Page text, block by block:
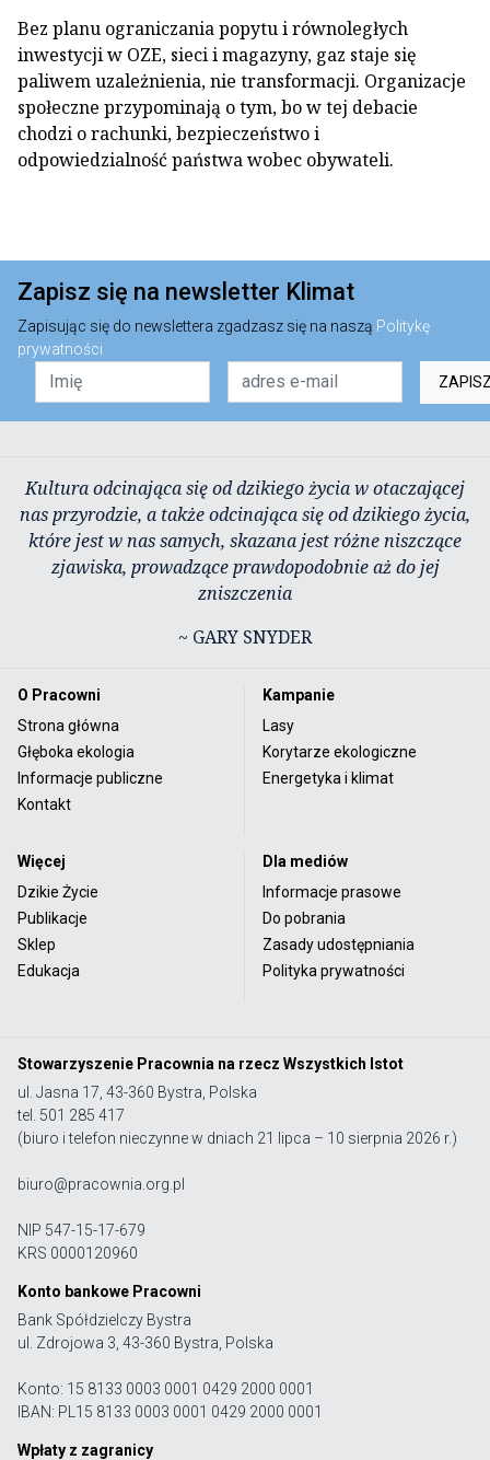
Bez planu ograniczania popytu i równoległych
inwestycji w OZE, sieci i magazyny, gaz staje się
paliwem uzależnienia, nie transformacji. Organizacje
społeczne przypominają o tym, bo w tej debacie
chodzi o rachunki, bezpieczeństwo i
odpowiedzialność państwa wobec obywateli.
Zapisz się na newsletter Klimat
Zapisując się do newslettera zgadzasz się na naszą Politykę
prywatności
Kultura odcinająca się od dzikiego życia w otaczającej
nas przyrodzie, a także odcinająca się od dzikiego życia,
które jest w nas samych, skazana jest różne niszczące
zjawiska, prowadzące prawdopodobnie aż do jej
zniszczenia
~ GARY SNYDER
O Pracowni
Strona główna
Głęboka ekologia
Informacje publiczne
Kontakt
Kampanie
Lasy
Korytarze ekologiczne
Energetyka i klimat
Więcej
Dzikie Życie
Publikacje
Sklep
Edukacja
Dla mediów
Informacje prasowe
Do pobrania
Zasady udostępniania
Polityka prywatności
Stowarzyszenie Pracownia na rzecz Wszystkich Istot
ul. Jasna 17, 43-360 Bystra, Polska
tel. 501 285 417
(biuro i telefon nieczynne w dniach 21 lipca – 10 sierpnia 2026 r.)
biuro@pracownia.org.pl
NIP 547-15-17-679
KRS 0000120960
Konto bankowe Pracowni
Bank Spółdzielczy Bystra
ul. Zdrojowa 3, 43-360 Bystra, Polska
Konto: 15 8133 0003 0001 0429 2000 0001
IBAN: PL15 8133 0003 0001 0429 2000 0001
Wpłaty z zagranicy